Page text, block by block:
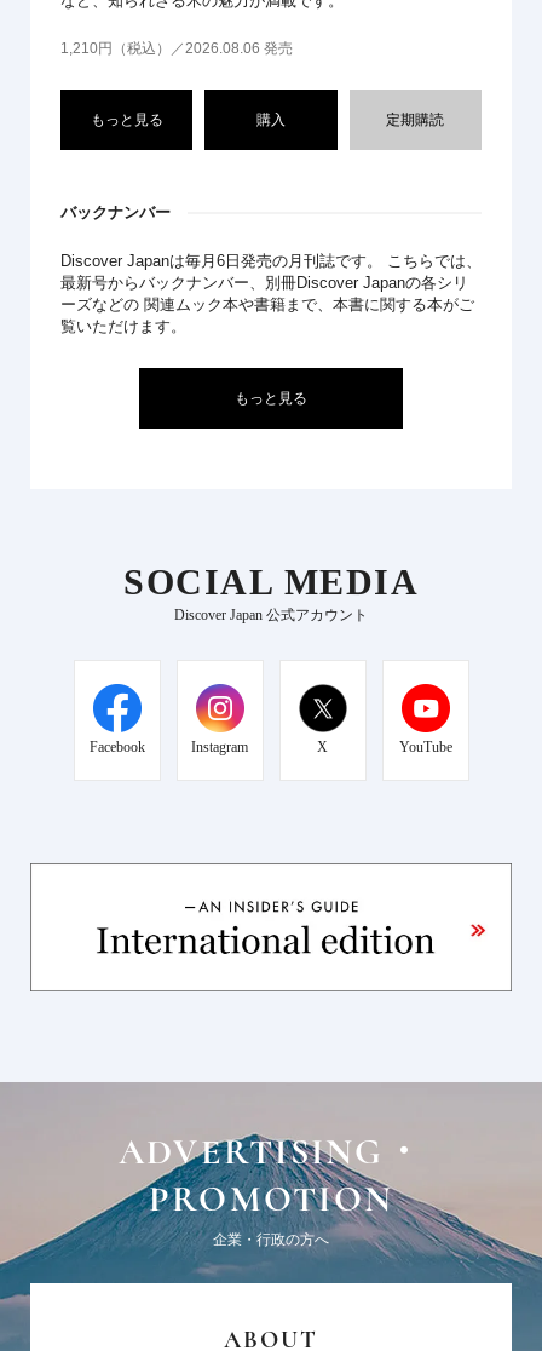
1,210円（税込）／2026.08.06 発売
もっと見る 購入 定期購読
バックナンバー
Discover Japanは毎月6日発売の月刊誌です。 こちらでは、
最新号からバックナンバー、別冊Discover Japanの各シリ
ーズなどの 関連ムック本や書籍まで、本書に関する本がご
覧いただけます。
もっと見る
SOCIAL MEDIA
Discover Japan 公式アカウント
Facebook Instagram X YouTube
ADVERTISING・
PROMOTION
企業・行政の方へ
ABOUT